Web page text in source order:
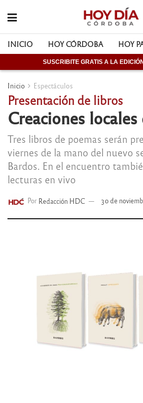
INICIO HOY CÓRDOBA HOY
SUSCRIBITE GRATIS A LA
Inicio Espectáculos
Presentación de libros
Creaciones
Tres libros de poemas serán
viernes de la mano del nuevo
Bardos. En el encuentro
lecturas en vivo
Por Redacción HDC 30 de